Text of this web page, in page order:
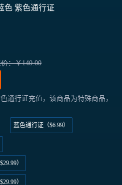
色 紫色通行证
：￥140.00
通行证充值，该商品为特殊商品，
蓝色通行证（$6.99）
）
）